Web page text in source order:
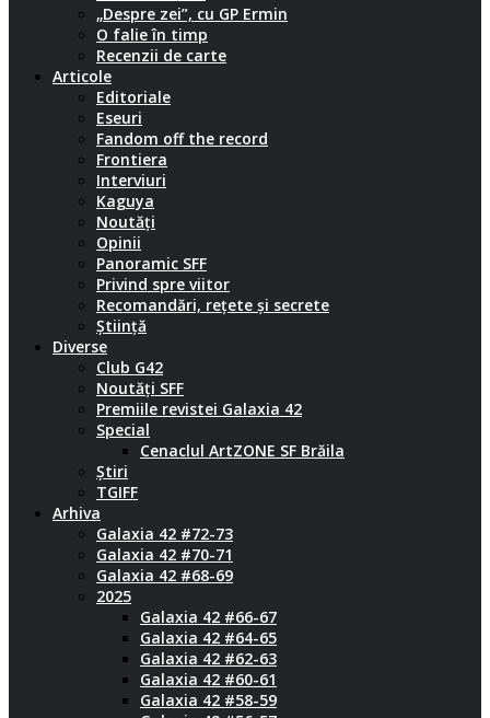
„Despre zei”, cu GP Ermin
O falie în timp
Recenzii de carte
Articole
Editoriale
Eseuri
Fandom off the record
Frontiera
Interviuri
Kaguya
Noutăți
Opinii
Panoramic SFF
Privind spre viitor
Recomandări, rețete și secrete
Știință
Diverse
Club G42
Noutăți SFF
Premiile revistei Galaxia 42
Special
Cenaclul ArtZONE SF Brăila
Știri
TGIFF
Arhiva
Galaxia 42 #72-73
Galaxia 42 #70-71
Galaxia 42 #68-69
2025
Galaxia 42 #66-67
Galaxia 42 #64-65
Galaxia 42 #62-63
Galaxia 42 #60-61
Galaxia 42 #58-59